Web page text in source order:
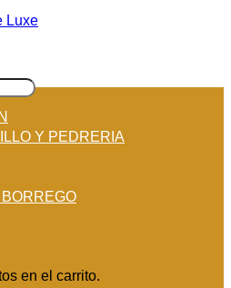
en el carrito.
Y PEDRERIA